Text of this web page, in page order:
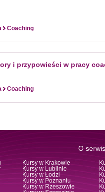
Coaching
i przypowieści w pracy
Coaching
O
Kursy w Krakowie
Kursy w Lublinie
Kursy w Łodzi
Kursy w Poznaniu
Kursy w Rzeszowie